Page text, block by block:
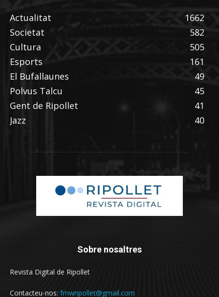
Actualitat
1662
Societat
582
Cultura
505
Esports
161
El Bufallaunes
49
Polvus Talcu
45
Gent de Ripollet
41
Jazz
40
Sobre nosaltres
Revista Digital de Ripollet
Contacteu-nos: fmwripollet@gmail.com